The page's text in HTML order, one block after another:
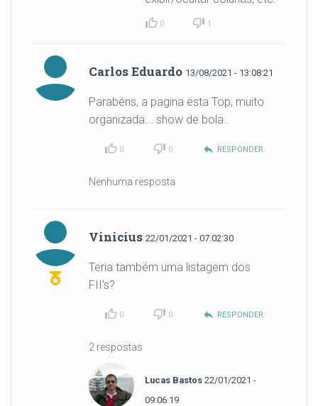
0 1
Carlos Eduardo 13/08/2021 - 13:08:21
Parabéns, a pagina esta Top, muito
organizada... show de bola..
reply RESPONDER
0
0
Nenhuma resposta
Vinicius 22/01/2021 - 07:02:30
Teria também uma listagem dos
FII's?
reply RESPONDER
0
0
2 respostas
Lucas Bastos 22/01/2021 -
09:06:19